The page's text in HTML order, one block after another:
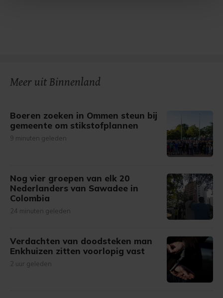
Meer uit Binnenland
Boeren zoeken in Ommen steun bij
gemeente om stikstofplannen
9 minuten geleden
Nog vier groepen van elk 20
Nederlanders van Sawadee in
Colombia
24 minuten geleden
Verdachten van doodsteken man
Enkhuizen zitten voorlopig vast
2 uur geleden